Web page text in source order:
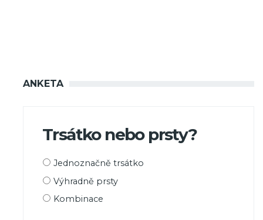
ANKETA
Trsátko nebo prsty?
Možnosti
Jednoznačně trsátko
Výhradně prsty
Kombinace